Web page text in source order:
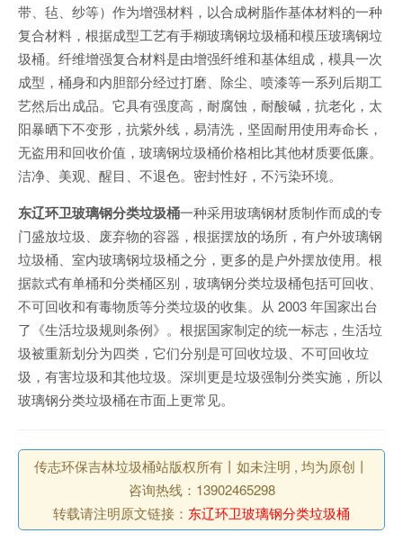
带、毡、纱等）作为增强材料，以合成树脂作基体材料的一种
复合材料，根据成型工艺有手糊玻璃钢垃圾桶和模压玻璃钢垃
圾桶。纤维增强复合材料是由增强纤维和基体组成，模具一次
成型，桶身和内胆部分经过打磨、除尘、喷漆等一系列后期工
艺然后出成品。它具有强度高，耐腐蚀，耐酸碱，抗老化，太
阳暴晒下不变形，抗紫外线，易清洗，坚固耐用使用寿命长，
无盗用和回收价值，玻璃钢垃圾桶价格相比其他材质要低廉。
洁净、美观、醒目、不退色。密封性好，不污染环境。
东辽环卫玻璃钢分类垃圾桶一种采用玻璃钢材质制作而成的专
门盛放垃圾、废弃物的容器，根据摆放的场所，有户外玻璃钢
垃圾桶、室内玻璃钢垃圾桶之分，更多的是户外摆放使用。根
据款式有单桶和分类桶区别，玻璃钢分类垃圾桶包括可回收、
不可回收和有毒物质等分类垃圾的收集。从 2003 年国家出台
了《生活垃圾规则条例》。根据国家制定的统一标志，生活垃
圾被重新划分为四类，它们分别是可回收垃圾、不可回收垃
圾，有害垃圾和其他垃圾。深圳更是垃圾强制分类实施，所以
玻璃钢分类垃圾桶在市面上更常见。
传志环保吉林垃圾桶站版权所有丨如未注明 , 均为原创丨
咨询热线：13902465298
转载请注明原文链接： 东辽环卫玻璃钢分类垃圾桶